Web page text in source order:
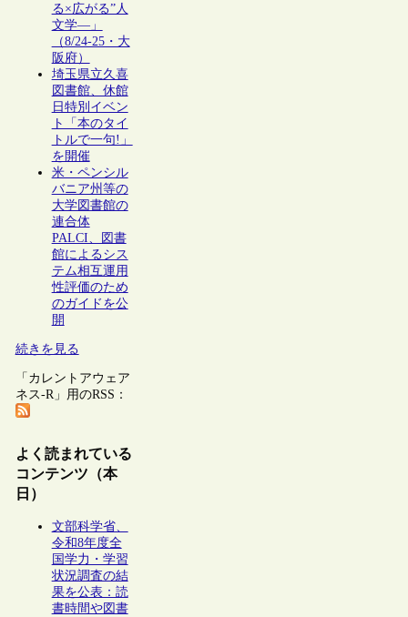
る×広がる”人
文学―」
（8/24-25・大
阪府）
埼玉県立久喜
図書館、休館
日特別イベン
ト「本のタイ
トルで一句!」
を開催
米・ペンシル
バニア州等の
大学図書館の
連合体
PALCI、図書
館によるシス
テム相互運用
性評価のため
のガイドを公
開
続きを見る
「カレントアウェア
ネス-R」用のRSS：
よく読まれている
コンテンツ（本
日）
文部科学省、
令和8年度全
国学力・学習
状況調査の結
果を公表：読
書時間や図書